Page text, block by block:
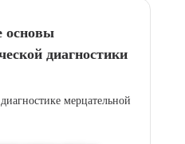
основы
диагностики
мерцательной